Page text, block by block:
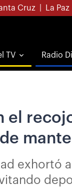
Cruz La Paz
TV Radio
el
exhortó